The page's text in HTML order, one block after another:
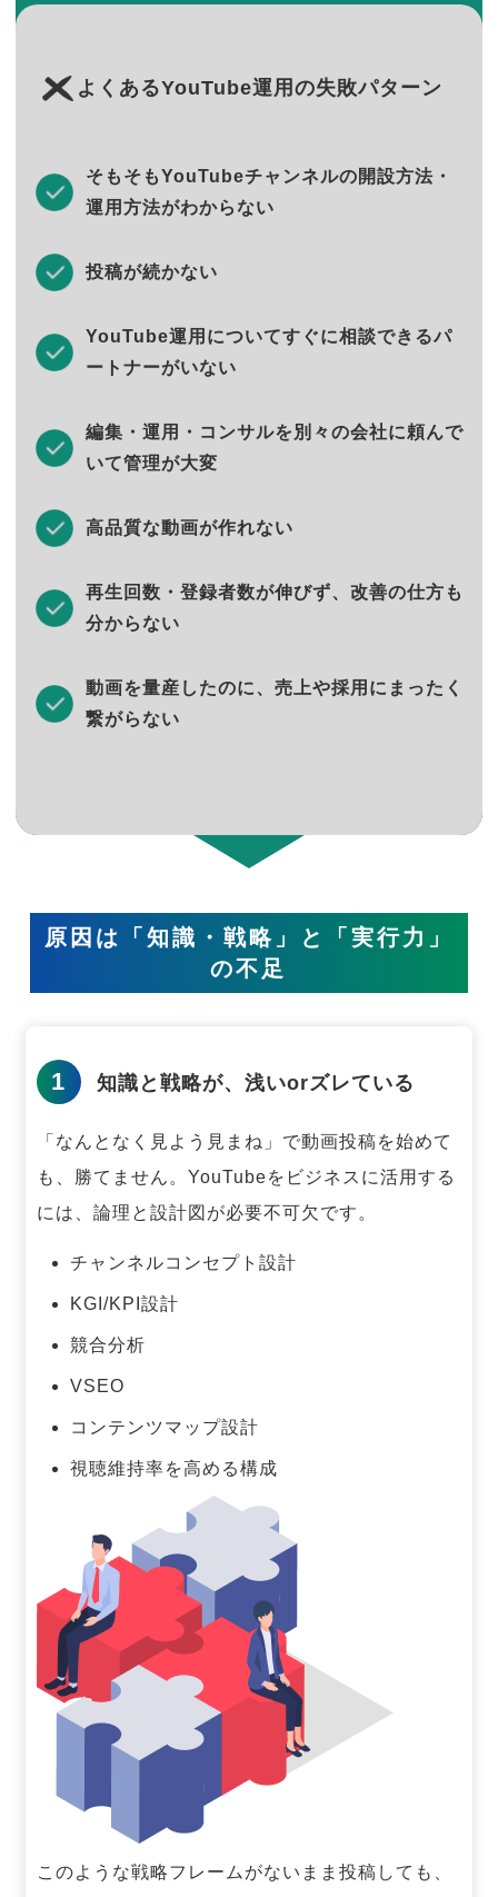
よくあるYouTube運用の失敗パターン
そもそもYouTubeチャンネルの開設方法・
運用方法がわからない
投稿が続かない
YouTube運用についてすぐに相談できるパ
ートナーがいない
編集・運用・コンサルを別々の会社に頼んで
いて管理が大変
高品質な動画が作れない
再生回数・登録者数が伸びず、改善の仕方も
分からない
動画を量産したのに、売上や採用にまったく
繋がらない
原因は「知識・戦略」と「実行力」
の不足
1 知識と戦略が、浅いorズレている
「なんとなく見よう見まね」で動画投稿を始めて
も、勝てません。 YouTubeをビジネスに活用する
には、論理と設計図が必要不可欠です。
チャンネルコンセプト設計
KGI/KPI設計
競合分析
VSEO
コンテンツマップ設計
視聴維持率を高める構成
このような戦略フレームがないまま投稿しても、